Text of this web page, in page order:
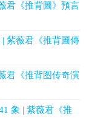
君《推背圖》預言
紫薇君《推背圖傳
君《推背图传奇演
象 | 紫薇君《推